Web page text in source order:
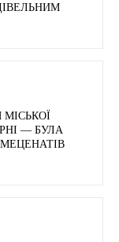
МІСЬКОЇ
— БУЛА